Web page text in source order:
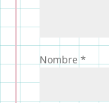
Nombre *